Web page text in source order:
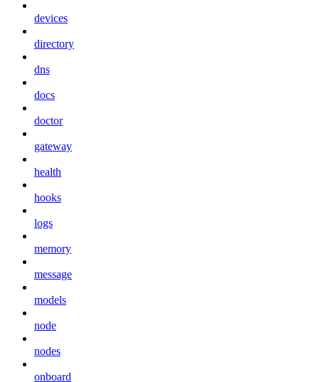
devices
directory
dns
docs
doctor
gateway
health
hooks
logs
memory
message
models
node
nodes
onboard